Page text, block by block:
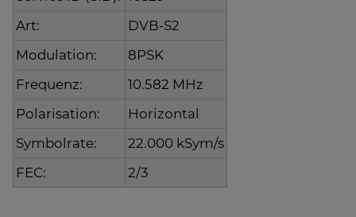
Art:
DVB-S2
Modulation:
8PSK
Frequenz:
10.582 MHz
Polarisation:
Horizontal
Symbolrate:
22.000 kSym/s
FEC:
2/3